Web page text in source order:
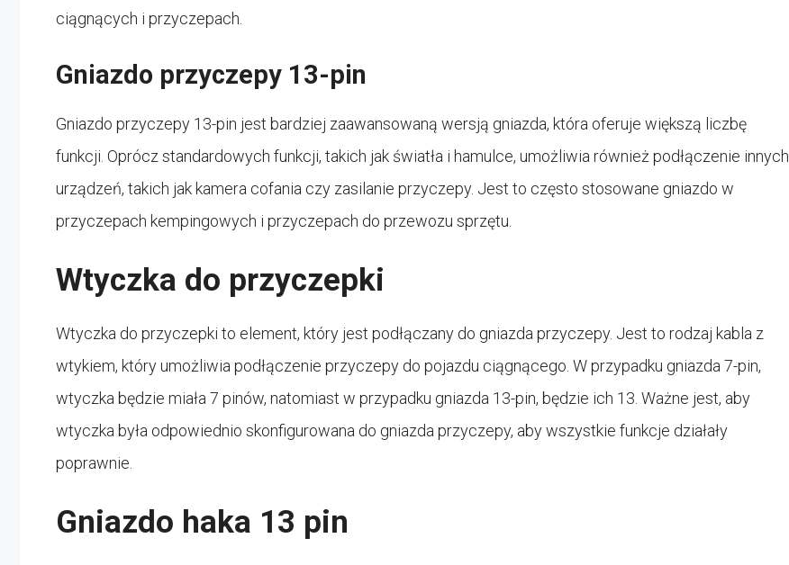
ciągnących i przyczepach.
Gniazdo przyczepy 13-pin
Gniazdo przyczepy 13-pin jest bardziej zaawansowaną wersją gniazda, która oferuje większą liczbę
funkcji. Oprócz standardowych funkcji, takich jak światła i hamulce, umożliwia również podłączenie innych
urządzeń, takich jak kamera cofania czy zasilanie przyczepy. Jest to często stosowane gniazdo w
przyczepach kempingowych i przyczepach do przewozu sprzętu.
Wtyczka do przyczepki
Wtyczka do przyczepki to element, który jest podłączany do gniazda przyczepy. Jest to rodzaj kabla z
wtykiem, który umożliwia podłączenie przyczepy do pojazdu ciągnącego. W przypadku gniazda 7-pin,
wtyczka będzie miała 7 pinów, natomiast w przypadku gniazda 13-pin, będzie ich 13. Ważne jest, aby
wtyczka była odpowiednio skonfigurowana do gniazda przyczepy, aby wszystkie funkcje działały
poprawnie.
Gniazdo haka 13 pin